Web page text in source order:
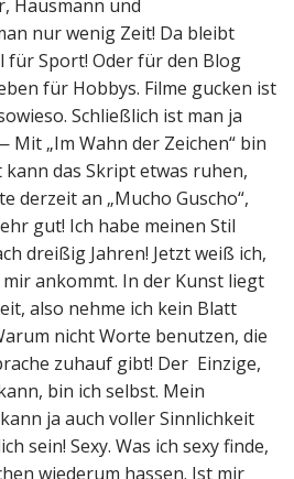
Hausmann und
nur wenig Zeit! Da bleibt
für Sport! Oder für den Blog
für Hobbys. Filme gucken ist
Schließlich ist man ja
Mit „Im Wahn der Zeichen“ bin
kann das Skript etwas ruhen,
derzeit an „Mucho Guscho“,
gut! Ich habe meinen Stil
dreißig Jahren! Jetzt weiß ich,
ankommt. In der Kunst liegt
also nehme ich kein Blatt
nicht Worte benutzen, die
zuhauf gibt! Der Einzige,
bin ich selbst. Mein
ja auch voller Sinnlichkeit
sein! Sexy. Was ich sexy finde,
wiederum hassen. Ist mir